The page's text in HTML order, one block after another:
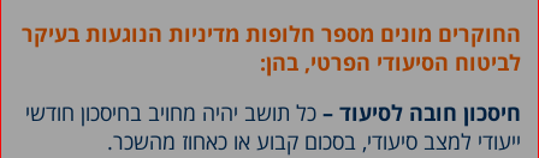
החוקרים מונים מספר חלופות מדיניות הנוגעות בעיקר
לביטוח הסיעודי הפרטי, בהן:
חיסכון חובה לסיעוד – כל תושב יהיה מחויב בחיסכון חודשי
ייעודי למצב סיעודי, בסכום קבוע או כאחוז מהשכר.